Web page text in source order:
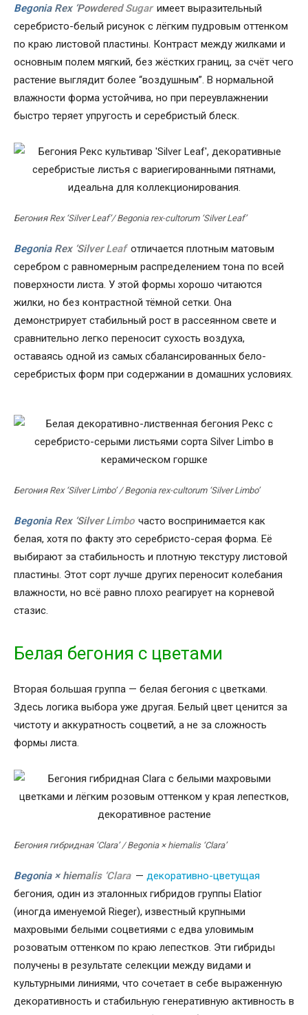
Begonia Rex ‘Powdered Sugar’ имеет выразительный
серебристо-белый рисунок с лёгким пудровым оттенком
по краю листовой пластины. Контраст между жилками и
основным полем мягкий, без жёстких границ, за счёт чего
растение выглядит более “воздушным”. В нормальной
влажности форма устойчива, но при переувлажнении
быстро теряет упругость и серебристый блеск.
Бегония Rex ‘Silver Leaf’/ Begonia rex-cultorum ‘Silver Leaf’
Begonia Rex ‘Silver Leaf’ отличается плотным матовым
серебром с равномерным распределением тона по всей
поверхности листа. У этой формы хорошо читаются
жилки, но без контрастной тёмной сетки. Она
демонстрирует стабильный рост в рассеянном свете и
сравнительно легко переносит сухость воздуха,
оставаясь одной из самых сбалансированных бело-
серебристых форм при содержании в домашних условиях.
Бегония Rex ‘Silver Limbo’ / Begonia rex-cultorum ‘Silver Limbo’
Begonia Rex ‘Silver Limbo’ часто воспринимается как
белая, хотя по факту это серебристо-серая форма. Её
выбирают за стабильность и плотную текстуру листовой
пластины. Этот сорт лучше других переносит колебания
влажности, но всё равно плохо реагирует на корневой
стазис.
Белая бегония с цветами
Вторая большая группа — белая бегония с цветками.
Здесь логика выбора уже другая. Белый цвет ценится за
чистоту и аккуратность соцветий, а не за сложность
формы листа.
Бегония гибридная ‘Clara’ / Begonia × hiemalis ‘Clara’
Begonia × hiemalis ‘Clara’ — декоративно-цветущая
бегония, один из эталонных гибридов группы Elatior
(иногда именуемой Rieger), известный крупными
махровыми белыми соцветиями с едва уловимым
розоватым оттенком по краю лепестков. Эти гибриды
получены в результате селекции между видами и
культурными линиями, что сочетает в себе выраженную
декоративность и стабильную генеративную активность в